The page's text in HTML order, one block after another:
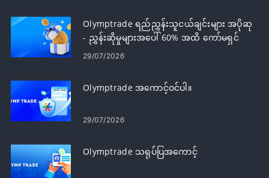
Olymptrade ရည်ညွှန်းသူငယ်ချင်းများ အပိုဆု
- ညွှန်းဆိုမှုများအပေါ် 60% အထိ ကော်မရှင်
ရယူပါ။
29/07/2026
Olymptrade အကောင့်ဝင်ပါ။
29/07/2026
Olymptrade သရုပ်ပြအကောင့်